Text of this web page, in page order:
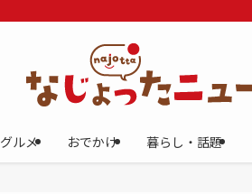
グルメ おでかけ 暮らし・話題